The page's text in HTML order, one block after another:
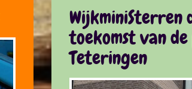
WijkminiSterren
toekomst van
Teteringen